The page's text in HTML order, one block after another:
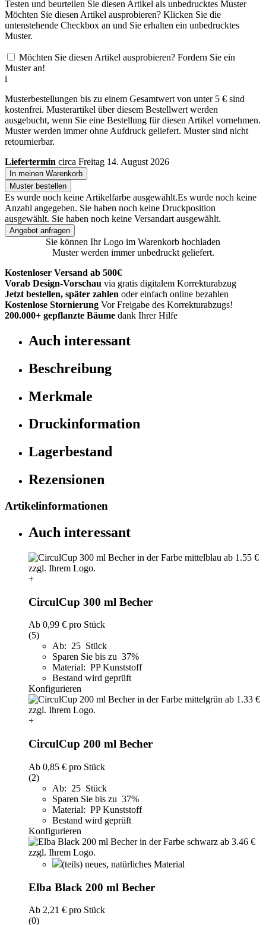
Testen und beurteilen Sie diesen Artikel als unbedrucktes Muster
Möchten Sie diesen Artikel ausprobieren? Klicken Sie die
untenstehende Checkbox an und Sie erhalten ein unbedrucktes
Muster.
Möchten Sie diesen Artikel ausprobieren? Fordern Sie ein
Muster an!
i
Musterbestellungen bis zu einem Gesamtwert von unter 5 € sind
kostenfrei. Musterartikel über diesem Bestellwert werden
ausgebucht, wenn Sie eine Bestellung für diesen Artikel vornehmen.
Muster werden immer ohne Aufdruck geliefert. Muster sind nicht
retournierbar.
Liefertermin circa Freitag 14. August 2026
In meinen Warenkorb
Muster bestellen
Es wurde noch keine Artikelfarbe ausgewählt.Es wurde noch keine
Anzahl angegeben. Sie haben noch keine Druckposition
ausgewählt. Sie haben noch keine Versandart ausgewählt.
Angebot anfragen
Sie können Ihr Logo im Warenkorb hochladen
Muster werden immer unbedruckt geliefert.
Kostenloser Versand ab 500€
Vorab Design-Vorschau via gratis digitalem Korrekturabzug
Jetzt bestellen, später zahlen oder einfach online bezahlen
Kostenlose Stornierung Vor Freigabe des Korrekturabzugs!
200.000+ gepflanzte Bäume dank Ihrer Hilfe
Auch interessant
Beschreibung
Merkmale
Druckinformation
Lagerbestand
Rezensionen
Artikelinformationen
Auch interessant
+
CirculCup 300 ml Becher
Ab 0,99 € pro Stück
(5)
Ab: 25 Stück
Sparen Sie bis zu 37%
Material: PP Kunststoff
Bestand wird geprüft
Konfigurieren
+
CirculCup 200 ml Becher
Ab 0,85 € pro Stück
(2)
Ab: 25 Stück
Sparen Sie bis zu 37%
Material: PP Kunststoff
Bestand wird geprüft
Konfigurieren
(teils) neues, natürliches Material
Elba Black 200 ml Becher
Ab 2,21 € pro Stück
(0)